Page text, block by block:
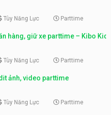
Tùy Năng Lực Parttime
hàng, giữ xe parttime – Kibo Kid
Tùy Năng Lực Parttime
ảnh, video parttime
Tùy Năng Lực Parttime